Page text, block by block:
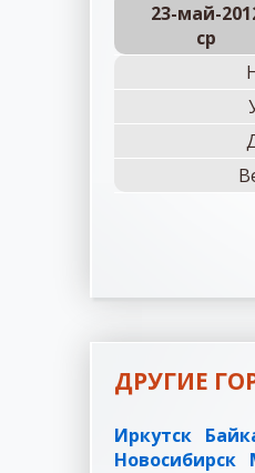
23-май-
ср
ДРУГИЕ
Иркутск
Новосибирск